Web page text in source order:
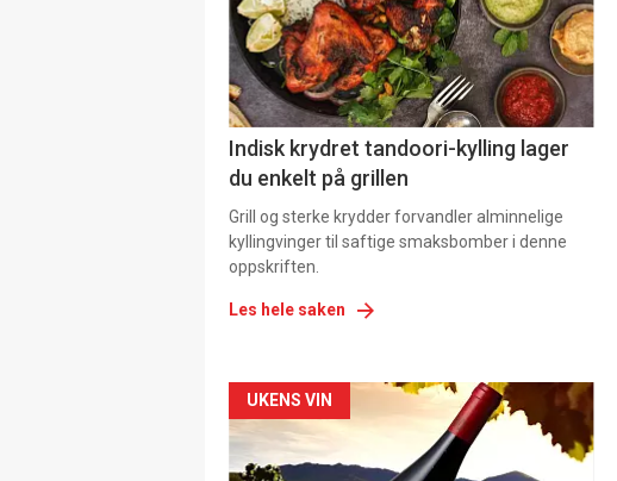
Indisk krydret tandoori-kylling lager
du enkelt på grillen
Grill og sterke krydder forvandler alminnelige
kyllingvinger til saftige smaksbomber i denne
oppskriften.
Les hele saken
Forsiden
akkurat
UKENS VIN